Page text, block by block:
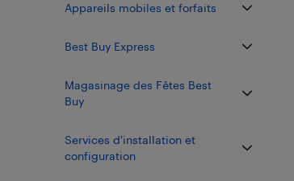
Appareils mobiles et forfaits
Best Buy Express
Magasinage des Fêtes Best
Buy
Services d'installation et
configuration